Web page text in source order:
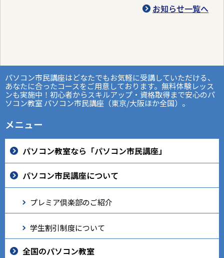
お知らせ一覧へ
パソコン市民講座はどなたでもお気軽に受講していただける、
あなたに合ったコースをご用意しております。無料体験レッス
ンも実施中！初心者からスキルアップ・資格取得まで安心のパ
ソコン教室 パソコン市民講座（東京/大阪ほか全国）。
メニュー
パソコン教室なら「パソコン市民講座」
パソコン市民講座について
プレミア倶楽部のご紹介
学生割引制度について
全国のパソコン教室